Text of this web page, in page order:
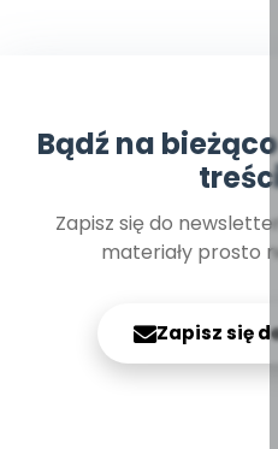
Bądź na
Zapisz się do
materiały prosto
Zapisz się